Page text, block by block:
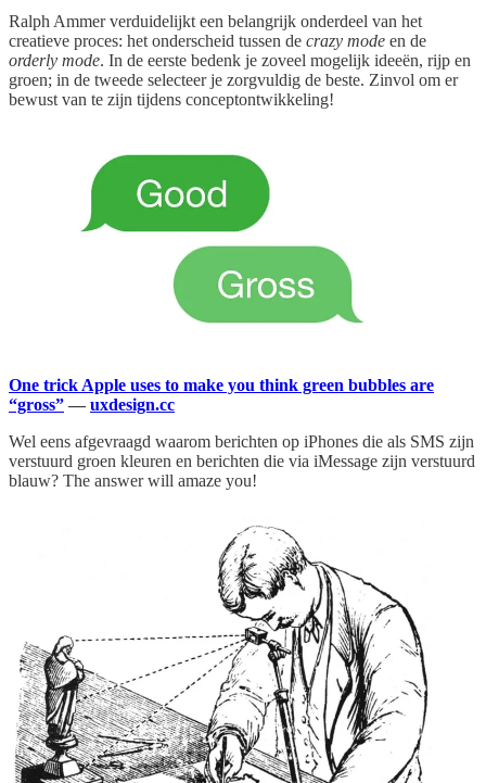
Ralph Ammer verduidelijkt een belangrijk onderdeel van het
creatieve proces: het onderscheid tussen de crazy mode en de
orderly mode. In de eerste bedenk je zoveel mogelijk ideeën, rijp en
groen; in de tweede selecteer je zorgvuldig de beste. Zinvol om er
bewust van te zijn tijdens conceptontwikkeling!
One trick Apple uses to make you think green bubbles are
“gross” — uxdesign.cc
Wel eens afgevraagd waarom berichten op iPhones die als SMS zijn
verstuurd groen kleuren en berichten die via iMessage zijn verstuurd
blauw? The answer will amaze you!